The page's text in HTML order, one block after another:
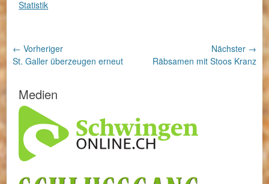
Statistik
Beitragsnavigation
← Vorheriger
Vorheriger
St. Galler überzeugen erneut
Nächster →
NächsterRäbsamen mit Stoos Kranz
Medien